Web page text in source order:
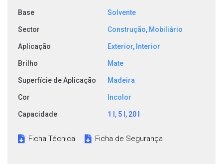
Base Solvente
Sector Construção, Mobiliário
Aplicação Exterior, Interior
Brilho Mate
Superfície de Aplicação Madeira
Cor Incolor
Capacidade 1 l, 5 l, 20 l
Ficha Técnica Ficha de Segurança